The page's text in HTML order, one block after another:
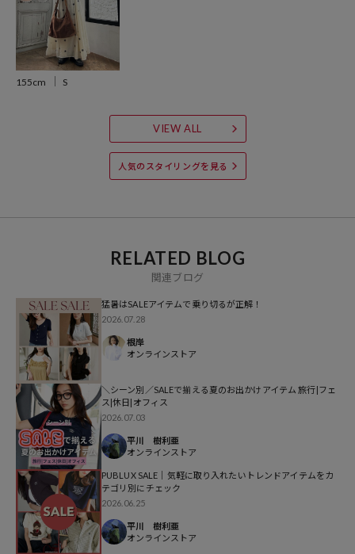
のカラー表記と異なる記載となっております。
【サイト表記：タグ表記】
ボーダー/ストライプ：ｻｯｸｽﾌﾞﾙｰ/ｽﾄﾗｲﾌﾟ
その他/柄６：ﾌﾞﾗｳﾝ/ﾁｪｯｸ
※着用、お取り扱いの際は、商品についている品質表示とアテンショ
▼PUBLUXの新作アイテムはこちら：
▼迷ったらこれな定番ベーシックアイテム一覧はこちら：
ベーシックアイテム一覧
参考価格
6,600円（2026年4月10日時点）
※「参考価格」とは、Daytona Parkにおける対象商品の通常販売（先
行予約・先行割引は含まれません）開始時点の価格です。
ブランド説明
155cm S
VIEW ALL
人気のスタイリングを見る
RELATED BLOG
関連ブログ
猛暑はSALEアイテムで乗り切るが正解！
2026.07.28
根岸
オンラインストア
＼シーン別／SALEで揃える夏のお出かけアイテム 旅行|フェ
ス|休日|オフィス
2026.07.03
平川 樹利亜
オンラインストア
PUBLUX SALE｜気軽に取り入れたいトレンドアイテムをカ
テゴリ別にチェック
2026.06.25
平川 樹利亜
オンラインストア